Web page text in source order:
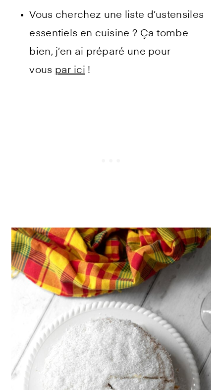
Vous cherchez une liste d’ustensiles
essentiels en cuisine ? Ça tombe
bien, j’en ai préparé une pour
vous par ici !